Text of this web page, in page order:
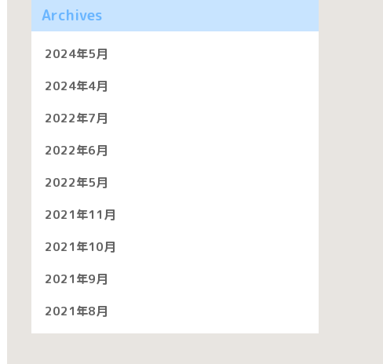
Archives
2024年5月
2024年4月
2022年7月
2022年6月
2022年5月
2021年11月
2021年10月
2021年9月
2021年8月